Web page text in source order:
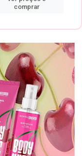
comprar